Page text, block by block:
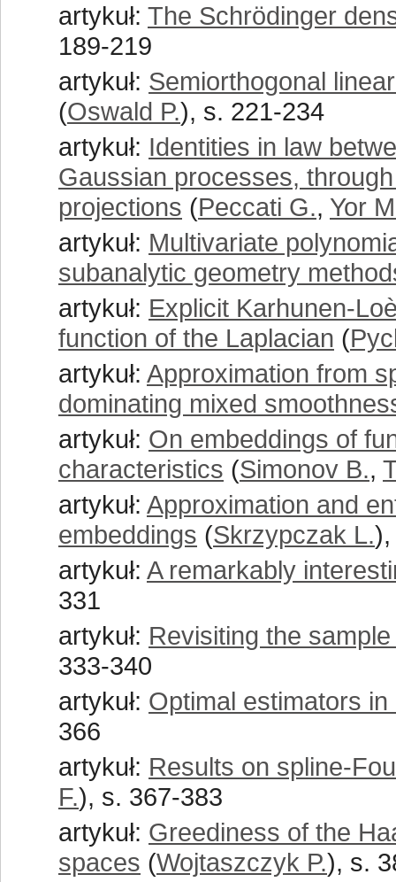
artykuł: The Schrödinger
189-219
artykuł: Semiorthogonal
(Oswald P.), s. 221-234
artykuł: Identities in law
Gaussian processes,
projections (Peccati G., Yor
artykuł: Multivariate
subanalytic geometry
artykuł: Explicit Karhunen-
function of the Laplacian (
artykuł: Approximation from
dominating mixed
artykuł: On embeddings of
characteristics (Simonov B.,
artykuł: Approximation and
embeddings (Skrzypczak L.),
artykuł: A remarkably
331
artykuł: Revisiting the
333-340
artykuł: Optimal estimators
366
artykuł: Results on spline-
F.), s. 367-383
artykuł: Greediness of the
spaces (Wojtaszczyk P.), s.